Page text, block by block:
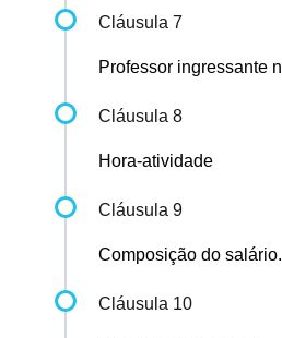
Cláusula 7
Professor ingressante
Cláusula 8
Hora-atividade
Cláusula 9
Composição do
Cláusula 10